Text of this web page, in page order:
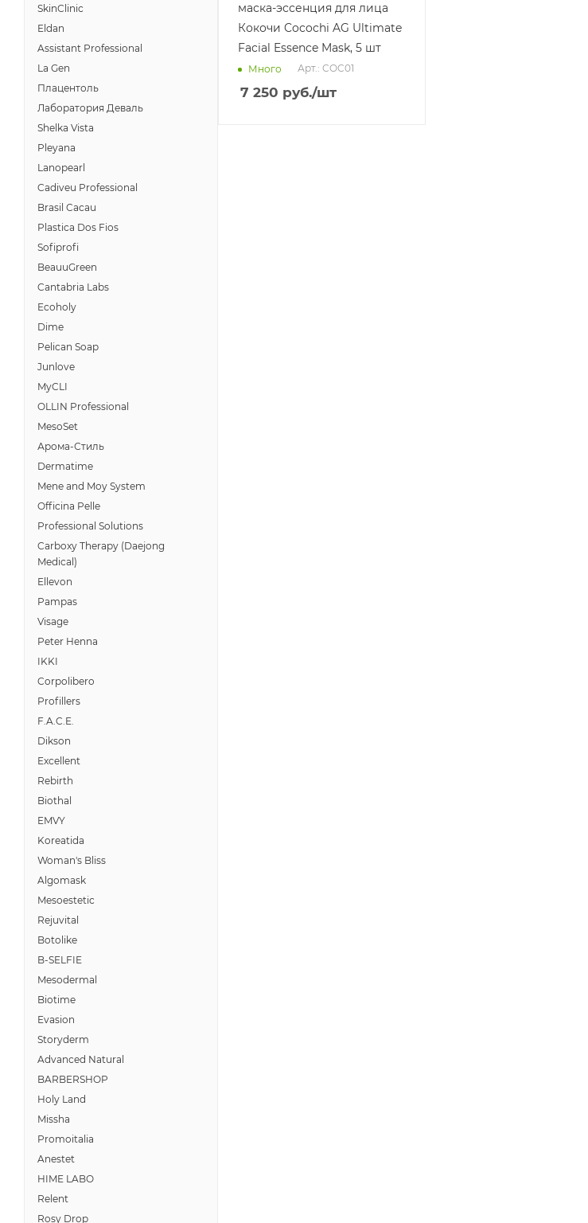
маска-эссенция для лица
Кокочи Cocochi AG Ultimate
Facial Essence Mask, 5 шт
Много Арт.: COC01
7 250 руб./шт
SkinClinic
Eldan
Assistant Professional
La Gen
Плацентоль
Лаборатория Деваль
Shelka Vista
Pleyana
Lanopearl
Cadiveu Professional
Brasil Cacau
Plastica Dos Fios
Sofiprofi
BeauuGreen
Cantabria Labs
Ecoholy
Dime
Pelican Soap
Junlove
MyCLI
OLLIN Professional
MesoSet
Арома-Стиль
Dermatime
Mene and Moy System
Officina Pelle
Professional Solutions
Carboxy Therapy (Daejong
Medical)
Ellevon
Pampas
Visage
Peter Henna
IKKI
Corpolibero
Profillers
F.A.C.E.
Dikson
Excellent
Rebirth
Biothal
EMVY
Koreatida
Woman's Bliss
Algomask
Mesoestetic
Rejuvital
Botolike
B-SELFIE
Mesodermal
Biotime
Evasion
Storyderm
Advanced Natural
BARBERSHOP
Holy Land
Missha
Promoitalia
Anestet
HIME LABO
Relent
Rosy Drop